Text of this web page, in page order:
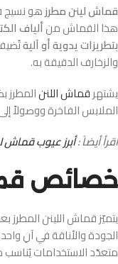
قماش لينن مطرزهو نسيج
هذا القماش منألياف
بتطريزات يدوية أو آلية
والزخارف الدقيقة به.
يشتهرقماش اللننالمطرز
الملابس الفاخرة ووصولاً إلى
اقرأ أيضاً :أبرز عيوب قماش
خصائص
يتميّز قماش اللينن المطرز
الجودة والأناقة في آنِ
متعدّد الاستخدامات يُناسب